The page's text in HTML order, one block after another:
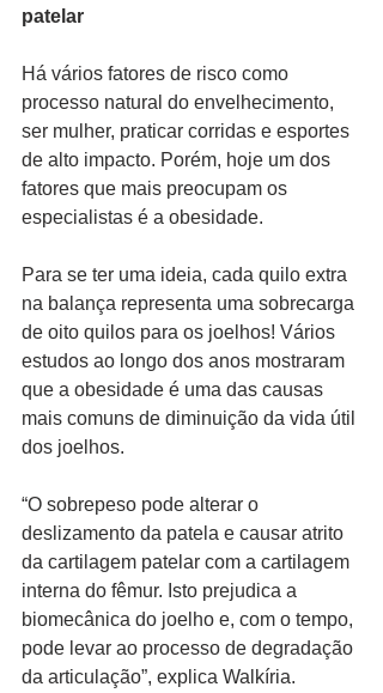
patelar
Há vários fatores de risco como
processo natural do envelhecimento,
ser mulher, praticar corridas e esportes
de alto impacto. Porém, hoje um dos
fatores que mais preocupam os
especialistas é a obesidade.
Para se ter uma ideia, cada quilo extra
na balança representa uma sobrecarga
de oito quilos para os joelhos! Vários
estudos ao longo dos anos mostraram
que a obesidade é uma das causas
mais comuns de diminuição da vida útil
dos joelhos.
“O sobrepeso pode alterar o
deslizamento da patela e causar atrito
da cartilagem patelar com a cartilagem
interna do fêmur. Isto prejudica a
biomecânica do joelho e, com o tempo,
pode levar ao processo de degradação
da articulação”, explica Walkíria.